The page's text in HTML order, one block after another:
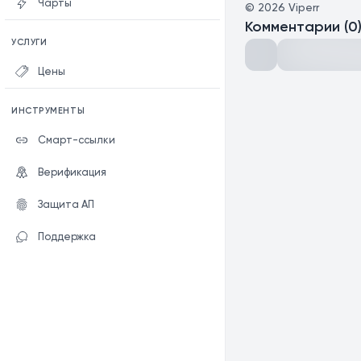
Чарты
УСЛУГИ
Цены
ИНСТРУМЕНТЫ
Смарт-ссылки
Верификация
Защита АП
Поддержка
© 2026 Viperr
Комментарии (0)